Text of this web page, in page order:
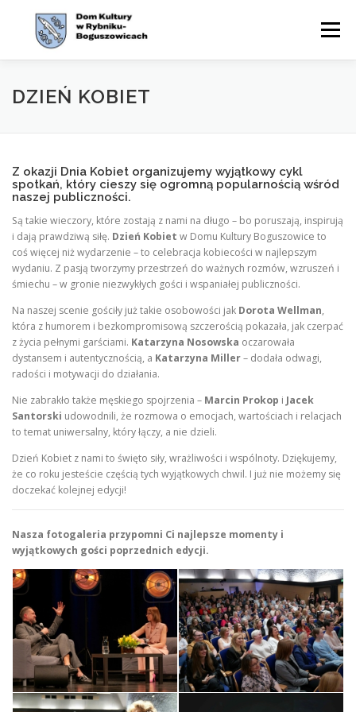
Menu
WYDARZENIA AKTUALNOŚCI
DZIEŃ KOBIET
Z okazji Dnia Kobiet organizujemy wyjątkowy cykl
spotkań, który cieszy się ogromną popularnością wśród
naszej publiczności.
Są takie wieczory, które zostają z nami na długo – bo poruszają, inspirują
i dają prawdziwą siłę. Dzień Kobiet w Domu Kultury Boguszowice to
coś więcej niż wydarzenie – to celebracja kobiecości w najlepszym
wydaniu. Z pasją tworzymy przestrzeń do ważnych rozmów, wzruszeń i
śmiechu – w gronie niezwykłych gości i wspaniałej publiczności.
Na naszej scenie gościły już takie osobowości jak Dorota Wellman,
która z humorem i bezkompromisową szczerością pokazała, jak czerpać
z życia pełnymi garściami. Katarzyna Nosowska oczarowała
dystansem i autentycznością, a Katarzyna Miller– dodała odwagi,
radości i motywacji do działania.
Nie zabrakło także męskiego spojrzenia – Marcin Prokop i Jacek
Santorski udowodnili, że rozmowa o emocjach, wartościach i relacjach
to temat uniwersalny, który łączy, a nie dzieli.
Dzień Kobiet z nami to święto siły, wrażliwości i wspólnoty. Dziękujemy,
że co roku jesteście częścią tych wyjątkowych chwil. I już nie możemy się
doczekać kolejnej edycji!
Nasza fotogaleria przypomni Ci najlepsze momenty i
wyjątkowych gości poprzednich edycji.